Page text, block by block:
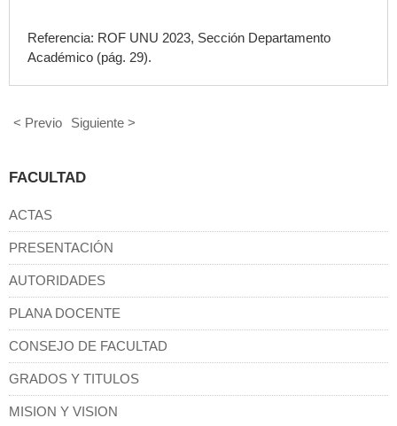
Referencia: ROF UNU 2023, Sección Departamento
Académico (pág. 29).
< Previo Siguiente >
FACULTAD
ACTAS
PRESENTACIÓN
AUTORIDADES
PLANA DOCENTE
CONSEJO DE FACULTAD
GRADOS Y TITULOS
MISION Y VISION